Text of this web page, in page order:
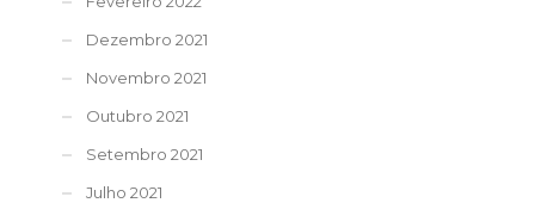
Dezembro 2021
Novembro 2021
Outubro 2021
Setembro 2021
Julho 2021